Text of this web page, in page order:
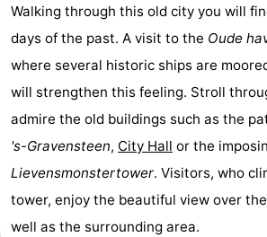
mini-
golf
bien-
être
&
villes
Nature
Visites
guidées
Sports
-
Piscines
-
Faire
-
Walking through this old city you will
days of the past. A visit to the Oude
where several historic ships are
will strengthen this feeling. Stroll
admire the old buildings such as the
's-Gravensteen, City Hall or the
Lievensmonstertower. Visitors, who
tower, enjoy the beautiful view over
well as the surrounding area.